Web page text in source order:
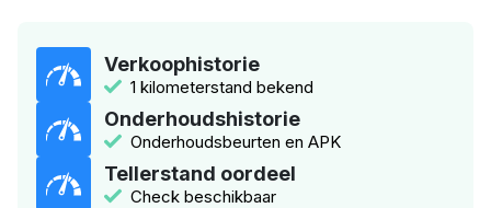
Verkoophistorie
1 kilometerstand bekend
Onderhoudshistorie
Onderhoudsbeurten en APK
Tellerstand oordeel
Check beschikbaar